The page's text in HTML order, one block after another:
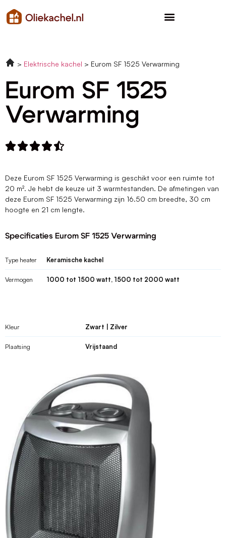
Elektrische kachel Eurom SF 1525 Verwarming
Eurom SF 1525
Verwarming

Deze Eurom SF 1525 Verwarming is geschikt voor een ruimte tot
20 m². Je hebt de keuze uit 3 warmtestanden. De afmetingen van
deze Eurom SF 1525 Verwarming zijn 16.50 cm breedte, 30 cm
hoogte en 21 cm lengte.
Specificaties Eurom SF 1525 Verwarming
Type heater Keramische kachel
Vermogen 1000 tot 1500 watt, 1500 tot 2000 watt
Kleur Zwart | Zilver
Plaatsing Vrijstaand